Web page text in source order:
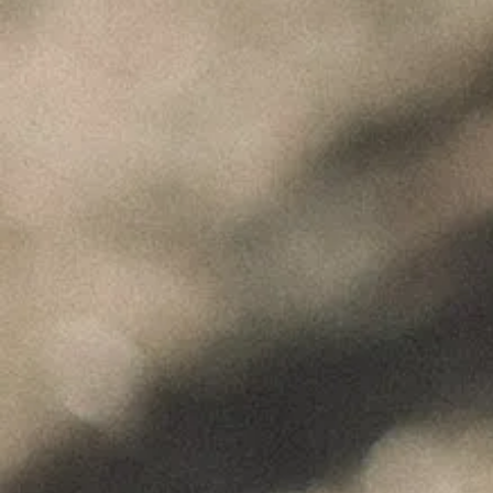
"Wine is not made for winemakers and
their friends alone, but I wish I will always
have plenty of them to share it with."
+351 912 844 136
Celeirós do Douro - Sabrosa